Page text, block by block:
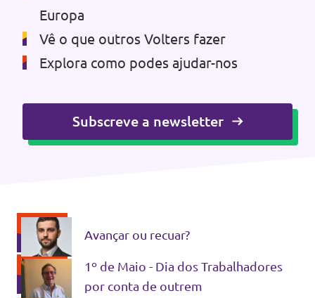
Fazer donativo
Contactos
Avançar ou recuar?
1º de Maio - Dia dos Trabalhadores
por conta de outrem
Europa
Vê o que outros Volters fazer
Explora como podes ajudar-nos
Subscreve a newsletter